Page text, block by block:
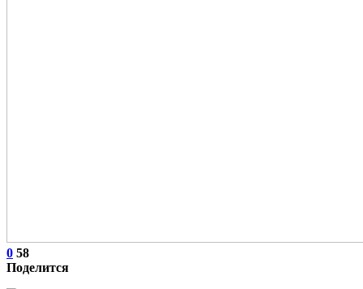
0 58
Поделится